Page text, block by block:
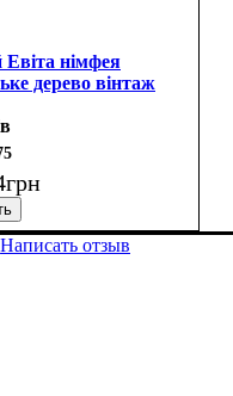
Евіта німфея
дерево вінтаж
грн
: 1400
2070
: 355
Написать отзыв